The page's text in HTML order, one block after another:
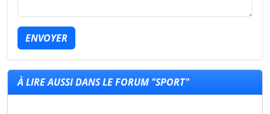
ENVOYER
À LIRE AUSSI DANS LE FORUM "SPORT"